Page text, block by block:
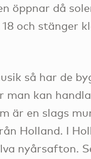
öppnar då
och stänger
så har de
man kan
är en slags
Holland. I
nyårsafton.